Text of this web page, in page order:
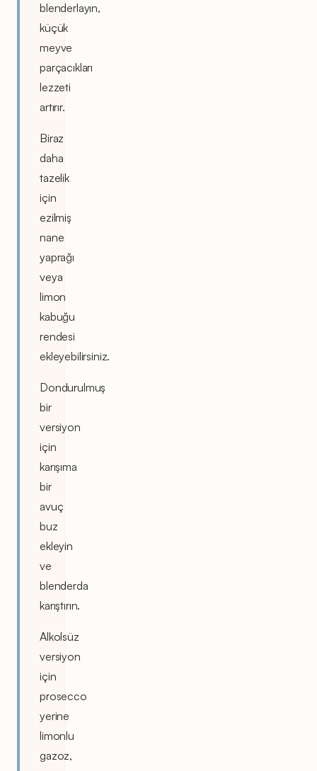
blenderlayın,
küçük
meyve
parçacıkları
lezzeti
artırır.
Biraz
daha
tazelik
için
ezilmiş
nane
yaprağı
veya
limon
kabuğu
rendesi
ekleyebilirsiniz.
Dondurulmuş
bir
versiyon
için
karışıma
bir
avuç
buz
ekleyin
ve
blenderda
karıştırın.
Alkolsüz
versiyon
için
prosecco
yerine
limonlu
gazoz,